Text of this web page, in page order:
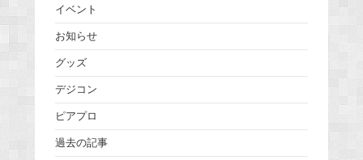
イベント
お知らせ
グッズ
デジコン
ピアプロ
過去の記事